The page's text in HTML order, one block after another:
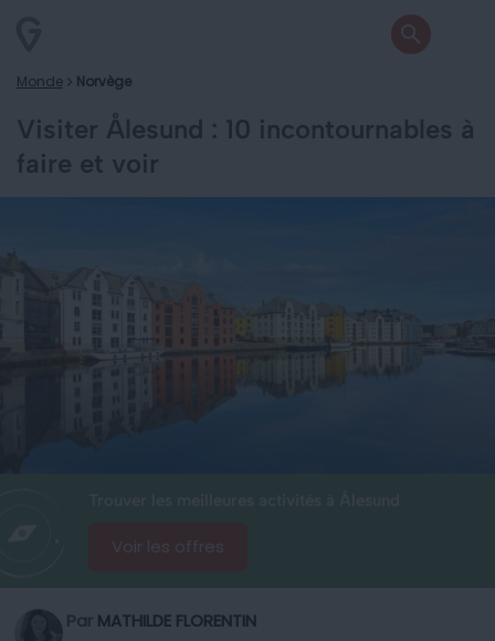
Monde Norvège
Visiter Ålesund : 10 incontournables à
faire et voir
Voir les offres
Par MATHILDE FLORENTIN